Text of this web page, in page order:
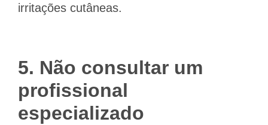
irritações cutâneas.
5. Não consultar um
profissional
especializado